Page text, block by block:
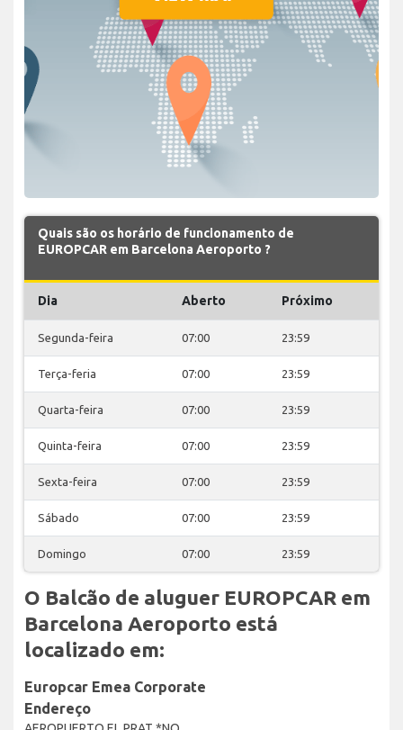
Quais são os horário de funcionamento de
EUROPCAR em Barcelona Aeroporto ?
Dia Aberto Próximo
Segunda-feira 07:00 23:59
Terça-feria 07:00 23:59
Quarta-feira 07:00 23:59
Quinta-feira 07:00 23:59
Sexta-feira 07:00 23:59
Sábado 07:00 23:59
Domingo 07:00 23:59
O Balcão de aluguer EUROPCAR em
Barcelona Aeroporto está
localizado em:
Europcar Emea Corporate
Endereço